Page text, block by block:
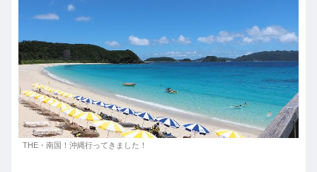
THE・南国！沖縄行ってきました！